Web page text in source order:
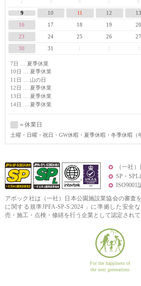
2
3 4 5 6
9
10 11 12 13
16
17 18 19 20
23
24 25 26 27
30
31 2 3
7日 … 夏季休業
10日 … 夏季休業
11日 … 山の日
12日 … 夏季休業
13日 … 夏季休業
14日 … 夏季休業
＝休業日
土曜・日曜・祝日・GW休暇・夏季休暇・冬季休暇（
（一社
SP・
ISO9001
アボック社は（一社）日本公園施設業協会の審査
に関する規準JPFA-SP-S:2024 」に準拠した安全
売・施工・点検・修繕を行う企業として認定されて
For the happiness of
the next generations